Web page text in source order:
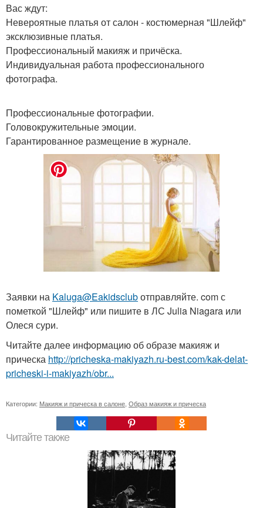
Вас ждут:
Невероятные платья от салон - костюмерная "Шлейф"
эксклюзивные платья.
Профессиональный макияж и причёска.
Индивидуальная работа профессионального
фотографа.
Профессиональные фотографии.
Головокружительные эмоции.
Гарантированное размещение в журнале.
Заявки на Kaluga@Eakidsclubотправляйте. com с
пометкой "Шлейф" или пишите в ЛС Julia Niagara или
Олеся сури.
Читайте далее информацию об образе макияж и
прическа http://pricheska-makiyazh.ru-best.com/kak-delat-
pricheski-i-makiyazh/obr...
Категории: Макияж и прическа в салоне Образ макияж и прическа
Читайте также